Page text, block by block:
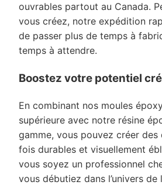
ouvrables partout au Canada.
vous créez, notre expédition
de passer plus de temps à
temps à attendre.
Boostez votre potentiel
En combinant nos moules
supérieure avec notre résine
gamme, vous pouvez créer des
fois durables et visuellement
vous soyez un professionnel
vous débutiez dans l’univers de